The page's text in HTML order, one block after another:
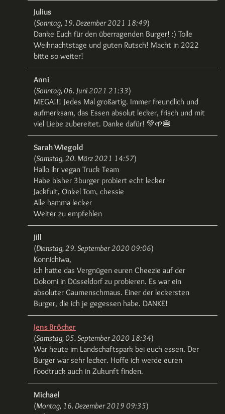
Julius
(Sonntag, 19. Dezember 2021 18:49)
Danke Euch für den überragenden Burger! :) Tolle
Weihnachtstage und guten Rutsch! Macht in 2022
bitte so weiter!
Anni
(Sonntag, 06. Juni 2021 21:33)
MEGA!!! Jedes Mal großartig. Immer freundlich und
aufmerksam, das Essen absolut lecker, frisch und mit
viel Liebe zubereitet. Danke dafür! 💚🌱🍔
Sarah Wiegold
(Samstag, 20. März 2021 14:57)
Hallo ihr vegan Truck Team
Habe bisher 3burger probiert echt lecker
Jackfuit, Onkel Tom, chessie
Alle hamma lecker
Weiter zu empfehlen
Jill
(Dienstag, 29. September 2020 09:06)
Konnichiwa,
ich hatte das Vergnügen euren Cheezie auf der
Dokomi in Düsseldorf zu probieren. Es war ein
absoluter Gaumenschmaus. Einer der leckersten
Burger, die ich je gegessen habe. DANKE!
Jens Bröcher
(Samstag, 05. September 2020 18:34)
War heute im Landschaftspark bei euch essen. Der
Burger war sehr lecker. Hoffe ich werde euren
Foodtruck auch in Zukunft finden.
Michael
(Montag, 16. Dezember 2019 09:35)